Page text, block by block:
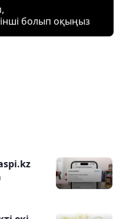
болып оқыңыз